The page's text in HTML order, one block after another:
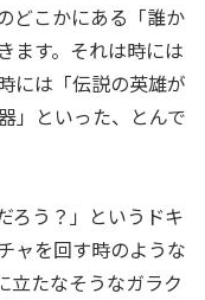
どこかにある「誰か
ます。それは時には
には「伝説の英雄が
」といった、とんで
ろう？」というドキ
ャを回す時のような
立たなそうなガラク